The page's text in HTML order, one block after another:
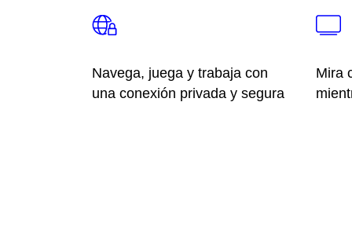
Navega, juega y trabaja con
una conexión privada y segura
Mira